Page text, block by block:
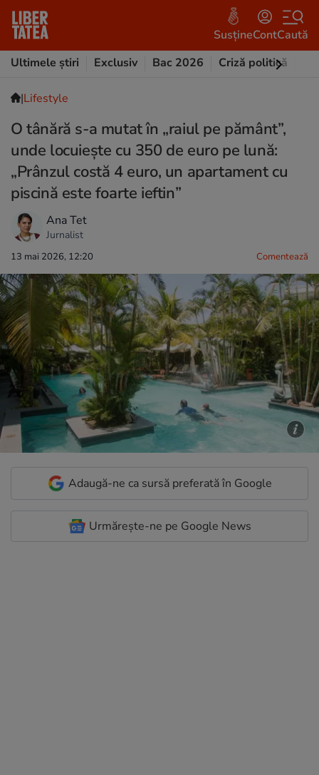
SusțineContCaută
Ultimele știri
Exclusiv Bac 2026 Criză politică
|Lifestyle
O tânără s-a mutat în „raiul pe pământ”,
unde locuiește cu 350 de euro pe lună:
„Prânzul costă 4 euro, un apartament cu
piscină este foarte ieftin”
Ana Tet
Jurnalist
13 mai 2026, 12:20 Comentează
Adaugă-ne ca sursă preferată în Google
Urmărește-ne pe Google News